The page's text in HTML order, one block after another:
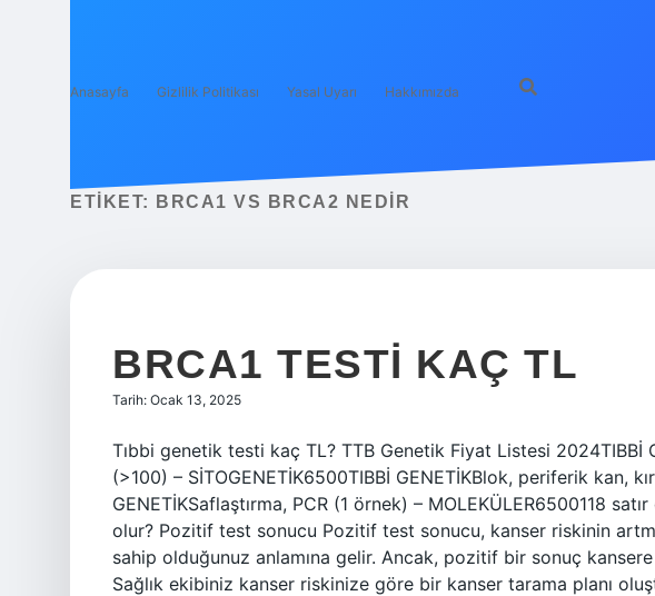
Anasayfa Gizlilik Politikası Yasal Uyarı Hakkımızda
ETIKET: BRCA1 VS BRCA2 NEDIR
BRCA1 TESTI KAÇ TL
Tarih: Ocak 13, 2025
Tıbbi genetik testi kaç TL? TTB Genetik Fiyat Listesi 2024TIBBİ
(>100) – SİTOGENETİK6500TIBBİ GENETİKBlok, periferik kan,
GENETİKSaflaştırma, PCR (1 örnek) – MOLEKÜLER6500118
olur? Pozitif test sonucu Pozitif test sonucu, kanser riskinin
sahip olduğunuz anlamına gelir. Ancak, pozitif bir sonuç kansere
Sağlık ekibiniz kanser riskinize göre bir kanser tarama planı